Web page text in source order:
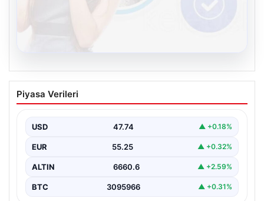
Kelebek sohbet platformu İle Çevrim içi
İletişimin Seviyeli Adresi Ve Muhabbet
İnternet ortamında insanların seviyeli bir şekilde irtibat
çeşitli…
Piyasa Verileri
USD 47.74 ▲ +0.18%
EUR 55.25 ▲ +0.32%
ALTIN 6660.6 ▲ +2.59%
BTC 3095966 ▲ +0.31%